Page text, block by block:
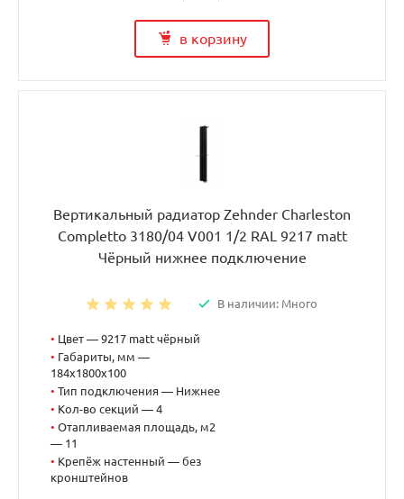
в корзину
Вертикальный радиатор Zehnder Charleston
Completto 3180/04 V001 1/2 RAL 9217 matt
Чёрный нижнее подключение
В наличии: Много
• Цвет — 9217 matt чёрный
• Габариты, мм —
184x1800x100
• Тип подключения — Нижнее
• Кол-во секций — 4
• Отапливаемая площадь, м2
— 11
• Крепёж настенный — без
кронштейнов